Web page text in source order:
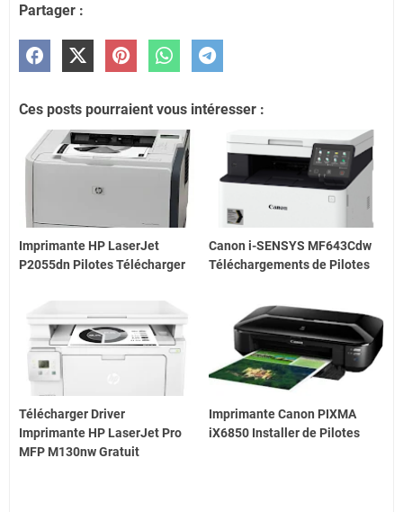
Partager :
Ces posts pourraient vous intéresser :
Imprimante HP LaserJet
P2055dn Pilotes Télécharger
Canon i-SENSYS MF643Cdw
Téléchargements de Pilotes
Télécharger Driver
Imprimante HP LaserJet Pro
MFP M130nw Gratuit
Imprimante Canon PIXMA
iX6850 Installer de Pilotes